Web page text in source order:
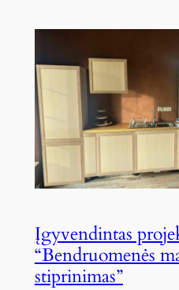
Įgyvendintas
“Bendruomenės
stiprinimas”